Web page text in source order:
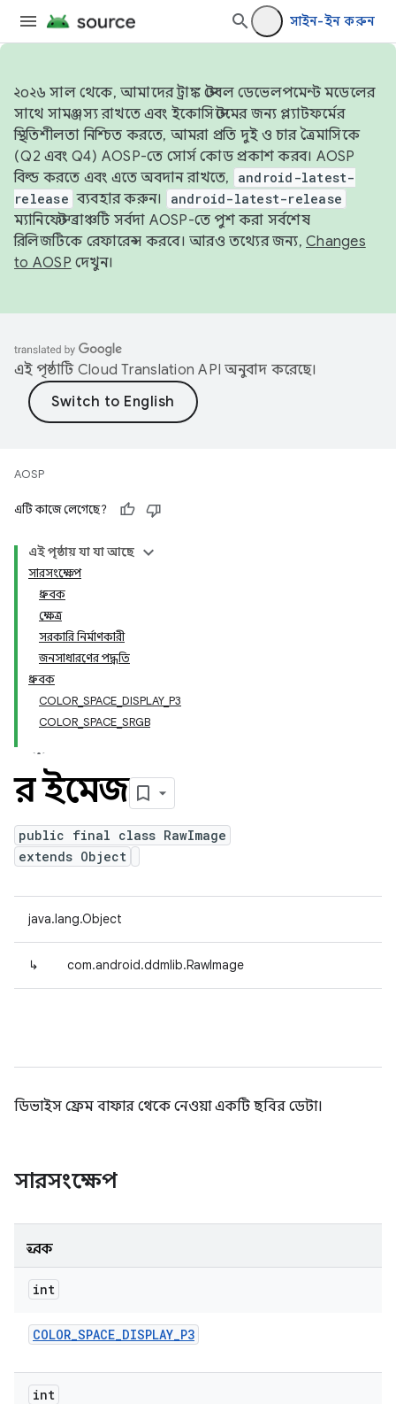
সাইন-ইন করুন
২০২৬ সাল থেকে, আমাদের ট্রাঙ্ক স্টেবল ডেভেলপমেন্ট মডেলের
সাথে সামঞ্জস্য রাখতে এবং ইকোসিস্টেমের জন্য প্ল্যাটফর্মের
স্থিতিশীলতা নিশ্চিত করতে, আমরা প্রতি দুই ও চার ত্রৈমাসিকে
(Q2 এবং Q4) AOSP-তে সোর্স কোড প্রকাশ করব। AOSP
বিল্ড করতে এবং এতে অবদান রাখতে,
android-latest-
release ব্যবহার করুন। android-latest-release
ম্যানিফেস্ট ব্রাঞ্চটি সর্বদা AOSP-তে পুশ করা সর্বশেষ
রিলিজটিকে রেফারেন্স করবে। আরও তথ্যের জন্য, Changes
to AOSP দেখুন।
এই পৃষ্ঠাটি Cloud Translation API অনুবাদ করেছে।
AOSP
এটি কাজে লেগেছে?
এই পৃষ্ঠায় যা যা আছে
সারসংক্ষেপ
ধ্রুবক
ক্ষেত্র
সরকারি নির্মাণকারী
জনসাধারণের পদ্ধতি
ধ্রুবক
COLOR_SPACE_DISPLAY_P3
COLOR_SPACE_SRGB
র ইমেজ
public final class RawImage
extends Object
java.lang.Object
↳ com.android.ddmlib.RawImage
ডিভাইস ফ্রেম বাফার থেকে নেওয়া একটি ছবির ডেটা।
সারসংক্ষেপ
ধ্রুবক
int
COLOR_SPACE_DISPLAY_P3
int